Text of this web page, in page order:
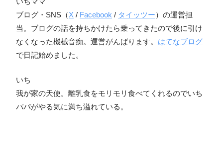
ブログ・SNS（X / Facebook / タイッツー）の運営担
当。ブログの話を持ちかけたら乗ってきたので後に引け
なくなった機械音痴。運営がんばります。 はてなブログ
で日記始めました。
いち
我が家の天使。離乳食をモリモリ食べてくれるのでいち
パパがやる気に満ち溢れている。